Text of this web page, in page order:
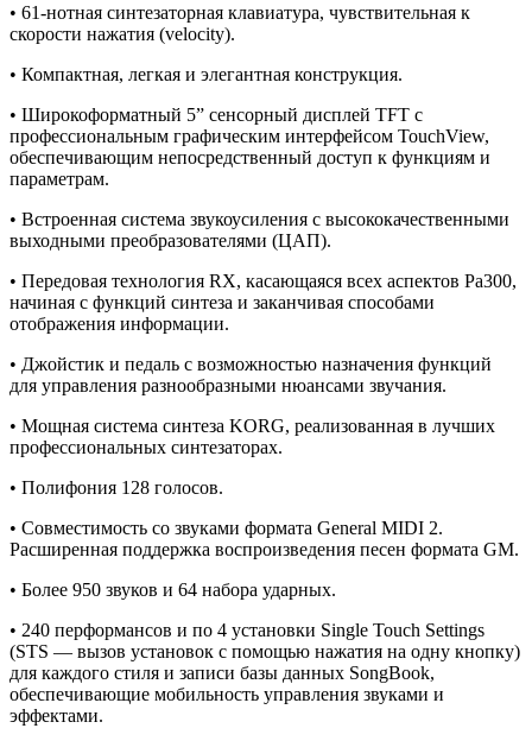
• 61-нотная синтезаторная клавиатура, чувствительная к
скорости нажатия (velocity).
• Компактная, легкая и элегантная конструкция.
• Широкоформатный 5” сенсорный дисплей TFT с
профессиональным графическим интерфейсом TouchView,
обеспечивающим непосредственный доступ к функциям и
параметрам.
• Встроенная система звукоусиления с высококачественными
выходными преобразователями (ЦАП).
• Передовая технология RX, касающаяся всех аспектов Pa300,
начиная с функций синтеза и заканчивая способами
отображения информации.
• Джойстик и педаль с возможностью назначения функций
для управления разнообразными нюансами звучания.
• Мощная система синтеза KORG, реализованная в лучших
профессиональных синтезаторах.
• Полифония 128 голосов.
• Совместимость со звуками формата General MIDI 2.
Расширенная поддержка воспроизведения песен формата GM.
• Более 950 звуков и 64 набора ударных.
• 240 перформансов и по 4 установки Single Touch Settings
(STS — вызов установок с помощью нажатия на одну кнопку)
для каждого стиля и записи базы данных SongBook,
обеспечивающие мобильность управления звуками и
эффектами.